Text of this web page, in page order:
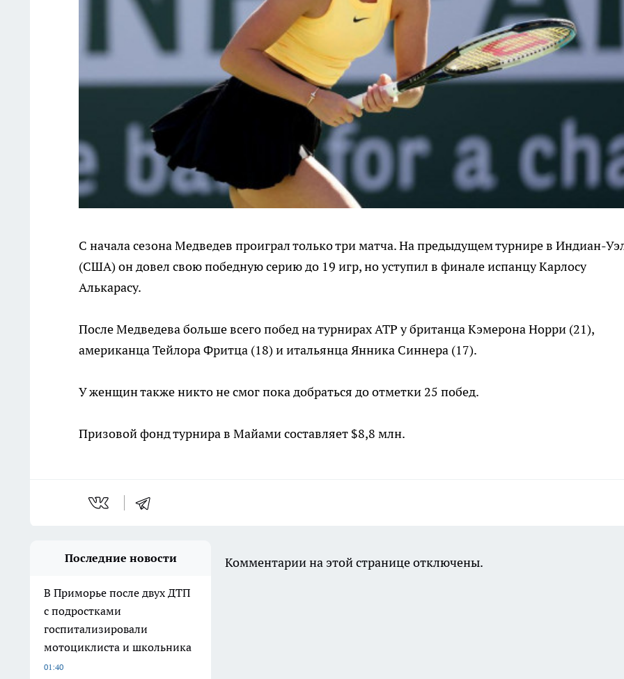
С начала сезона Медведев проиграл только три матча. На предыдущем турнире в Индиан-
(США) он довел свою победную серию до 19 игр, но уступил в финале испанцу Карлосу
Алькарасу.
После Медведева больше всего побед на турнирах ATP у британца Кэмерона Норри (21),
американца Тейлора Фритца (18) и итальянца Янника Синнера (17).
У женщин также никто не смог пока добраться до отметки 25 побед.
Призовой фонд турнира в Майами составляет $8,8 млн.
Последние новости
В Приморье после двух ДТП
с подростками
госпитализировали
мотоциклиста и школьника
01:40
Комментарии на этой странице отключены.